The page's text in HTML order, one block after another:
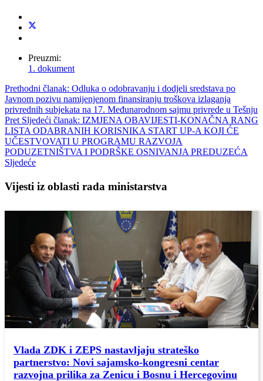
Preuzmi:
1. dokument
Prethodni članak: Odluka o odobravanju i dodjeli sredstava po
Javnom pozivu namijenjenom finansiranju troškova izlaganja
privrednih subjekata na 17. Međunarodnom sajmu privrede u Tešnju
Pret Sljedeći članak: IZMJENA OBAVIJESTI-KONAČNA RANG
LISTA ODABRANIH KORISNIKA START UP-A KOJI ĆE
UČESTVOVATI U PROGRAMU RAZVOJA
PODUZETNIŠTVA I PODRŠKE OSNIVANJA PREDUZEĆA
Sljedeće
Vijesti iz oblasti rada ministarstva
Vlada ZDK i ZEPS nastavljaju strateško
partnerstvo: Novi sajamsko-kongresni centar
razvojna prilika za Zenicu i Bosnu i Hercegovinu